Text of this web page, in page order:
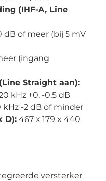
(IHF-A, Line
dB of meer (bij 5 mV
(ingang
Straight aan):
kHz +0, -0,5 dB
kHz -2 dB of minder
D): 467 x 179 x 440
versterker